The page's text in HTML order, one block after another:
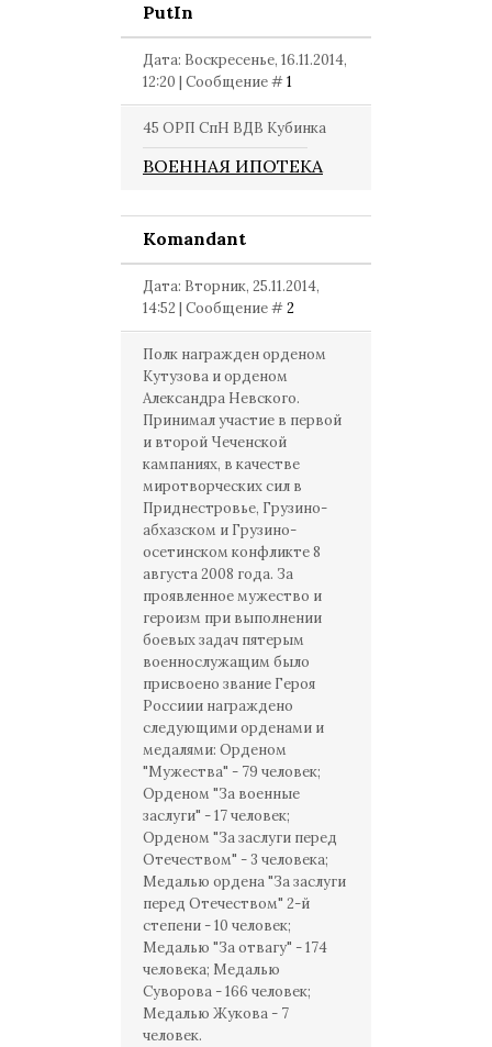
PutIn
Дата: Воскресенье, 16.11.2014,
12:20 | Сообщение #1
45 ОРП СпН ВДВ Кубинка
ВОЕННАЯ ИПОТЕКА
Komandant
Дата: Вторник, 25.11.2014,
14:52 | Сообщение #2
Полк награжден орденом
Кутузова и орденом
Александра Невского.
Принимал участие в первой
и второй Чеченской
кампаниях, в качестве
миротворческих сил в
Приднестровье, Грузино-
абхазском и Грузино-
осетинском конфликте 8
августа 2008 года. За
проявленное мужество и
героизм при выполнении
боевых задач пятерым
военнослужащим было
присвоено звание Героя
Россиии награждено
следующими орденами и
медалями: Орденом
"Мужества" - 79 человек;
Орденом "За военные
заслуги" - 17 человек;
Орденом "За заслуги перед
Отечеством" - 3 человека;
Медалью ордена "За заслуги
перед Отечеством" 2-й
степени - 10 человек;
Медалью "За отвагу" - 174
человека; Медалью
Суворова - 166 человек;
Медалью Жукова - 7
человек.